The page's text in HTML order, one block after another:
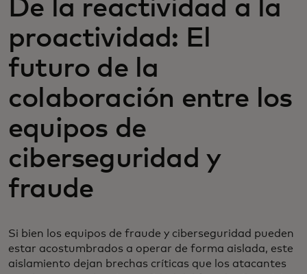
De la reactividad a la
proactividad: El
futuro de la
colaboración entre los
equipos de
ciberseguridad y
fraude
Si bien los equipos de fraude y ciberseguridad pueden
estar acostumbrados a operar de forma aislada, este
aislamiento dejan brechas críticas que los atacantes